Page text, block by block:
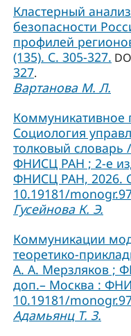
Кластерный
безопасности
профилей
(135). С. 305-327.
327.
Вартанова М. Л.
Коммуникативное
Социология
толковый словарь
ФНИСЦ РАН ; 2-е
ФНИСЦ РАН, 2026.
10.19181/
Гусейнова К. Э.
Коммуникации
теоретико-
А. А. Мерзляков ;
доп.– Москва :
10.19181/
Адамьянц Т. З.